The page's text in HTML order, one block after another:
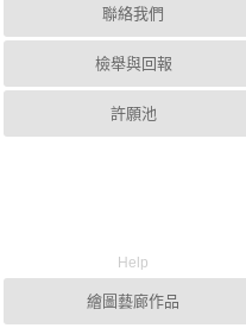
聯絡我們
檢舉與回報
許願池
Help
繪圖藝廊作品